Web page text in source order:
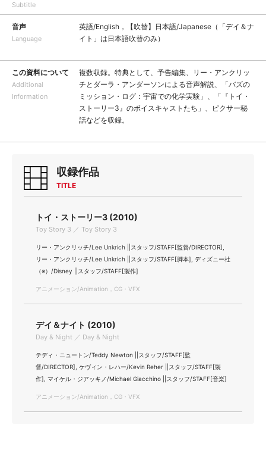
Subtitle
音声
Language
英語/English，【吹替】日本語/Japanese（「デイ＆ナ
イト」は日本語吹替のみ）
この資料について
Additional
Information
複数収録。特典として、予告編集、リー・アンクリッ
チとダーラ・アンダーソンによる音声解説、「バズの
ミッション・ログ：宇宙での化学実験」、「『トイ・
ストーリー3』のボイスキャストたち」、ピクサー秘
話などを収録。
収録作品
TITLE
トイ・ストーリー3 (2010)
Toy Story 3 ／ Toy Story 3
リー・アンクリッチ/Lee Unkrich ||スタッフ/STAFF[監督/DIRECTOR],
リー・アンクリッチ/Lee Unkrich ||スタッフ/STAFF[脚本], ディズニー社
（※）/Disney ||スタッフ/STAFF[製作]
アニメーション/Animation，CG・VFX
デイ＆ナイト (2010)
Day & Night ／ Day & Night
テディ・ニュートン/Teddy Newton ||スタッフ/STAFF[監
督/DIRECTOR], ケヴィン・レハー/Kevin Reher ||スタッフ/STAFF[製
作], マイケル・ジアッキノ/Michael Giacchino ||スタッフ/STAFF[音楽]
アニメーション/Animation，CG・VFX